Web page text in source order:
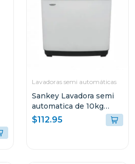
Lavadoras semi automáticas
Sankey Lavadora semi
automatica de 10kg
blanca wm1077
$112.95